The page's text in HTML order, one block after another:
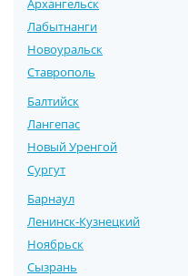
Архангельск
Лабытнанги
Новоуральск
Ставрополь
Балтийск
Лангепас
Новый Уренгой
Сургут
Барнаул
Ленинск-Кузнецкий
Ноябрьск
Сызрань